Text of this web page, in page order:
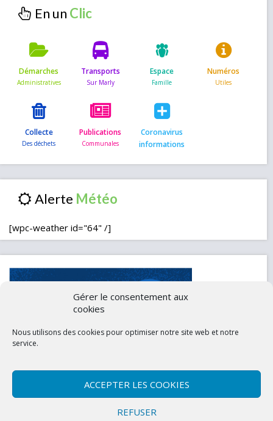
Gérer le consentement aux
cookies
Nous utilisons des cookies pour optimiser notre site web et notre
service.
ACCEPTER LES COOKIES
REFUSER
En un
Démarches Transports Espace Numéros
Collecte Publications
Coronavirus
informations
Alerte
[wpc-weather id="64" /]
Politique de confidentialité (UE)